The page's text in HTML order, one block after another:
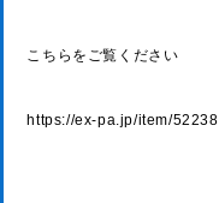
こちらをご覧ください
https://ex-pa.jp/item/52238